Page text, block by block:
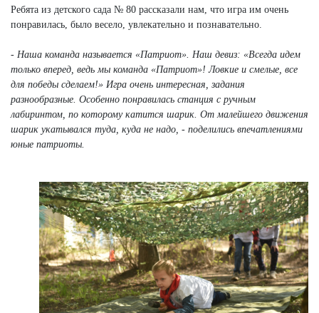
Ребята из детского сада № 80 рассказали нам, что игра им очень
понравилась, было весело, увлекательно и познавательно.
- Наша команда называется «Патриот». Наш девиз: «Всегда идем
только вперед, ведь мы команда «Патриот»! Ловкие и смелые, все
для победы сделаем!» Игра очень интересная, задания
разнообразные. Особенно понравилась станция с ручным
лабиринтом, по которому катится шарик. От малейшего движения
шарик укатывался туда, куда не надо, - поделились впечатлениями
юные патриоты.